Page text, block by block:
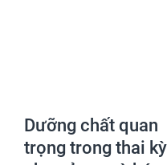
Dưỡng chất quan
trọng trong thai kỳ